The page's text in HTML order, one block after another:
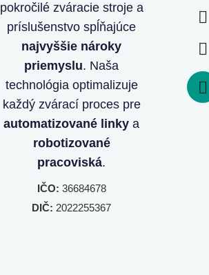
pokročilé zváracie stroje a
príslušenstvo spĺňajúce
najvyššie nároky
priemyslu. Naša
technológia optimalizuje
každý zvárací proces pre
automatizované linky a
robotizované
pracoviská.
IČO: 36684678
DIČ: 2022255367